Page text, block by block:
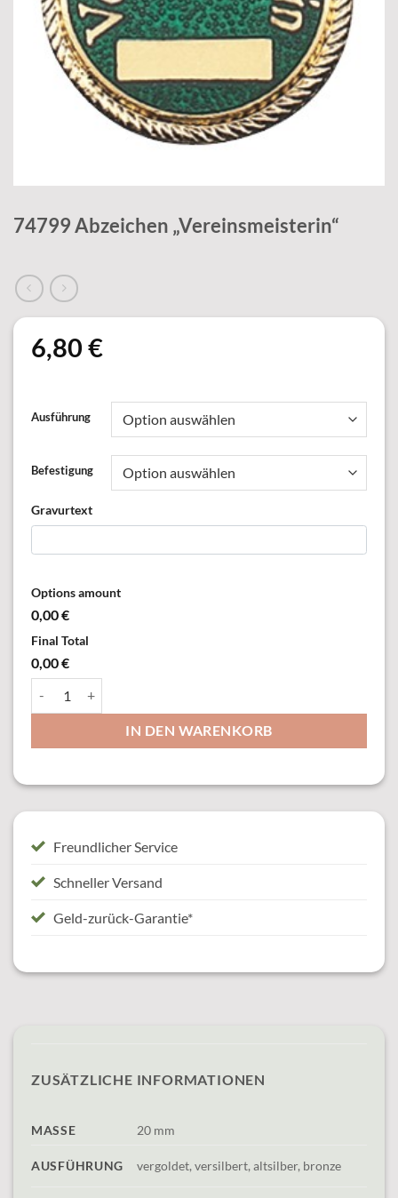
74799 Abzeichen „Vereinsmeisterin“
6,80 €
Ausführung
Befestigung
Gravurtext
Options amount
0,00 €
Final Total
0,00 €
IN DEN WARENKORB
Freundlicher Service
Schneller Versand
Geld-zurück-Garantie*
ZUSÄTZLICHE INFORMATIONEN
MASSE 20 mm
AUSFÜHRUNG vergoldet, versilbert, altsilber, bronze